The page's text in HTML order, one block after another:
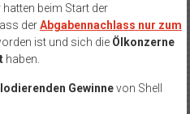
beim Start der
derAbgabennachlass nur zum
ist und sich die Ölkonzerne
haben.
Gewinnevon Shell